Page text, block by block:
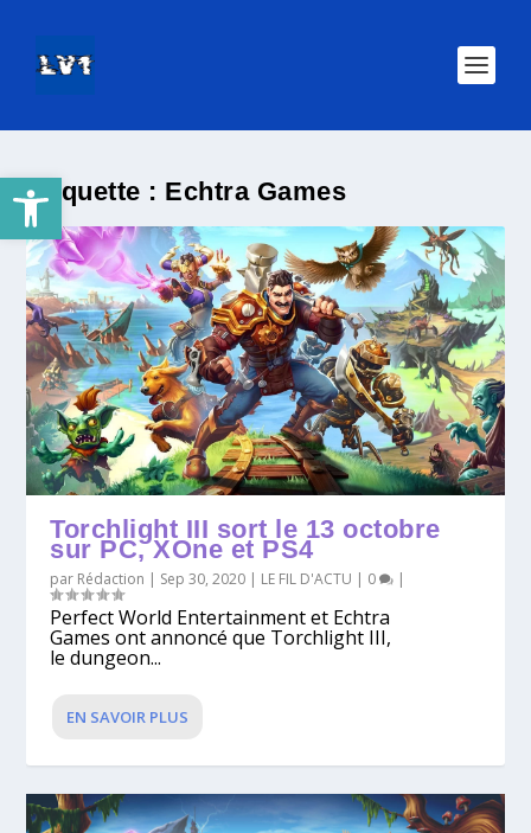
Ouvrir la barre d’outilsÉtiquette : Echtra Games
Torchlight III sort le 13 octobre
sur PC, XOne et PS4
par Rédaction | Sep 30, 2020 | LE FIL D'ACTU | 0 |
Perfect World Entertainment et Echtra
Games ont annoncé que Torchlight III,
le dungeon...
EN SAVOIR PLUS